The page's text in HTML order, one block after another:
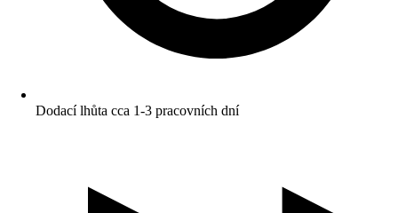
Dodací lhůta cca 1-3 pracovních dní